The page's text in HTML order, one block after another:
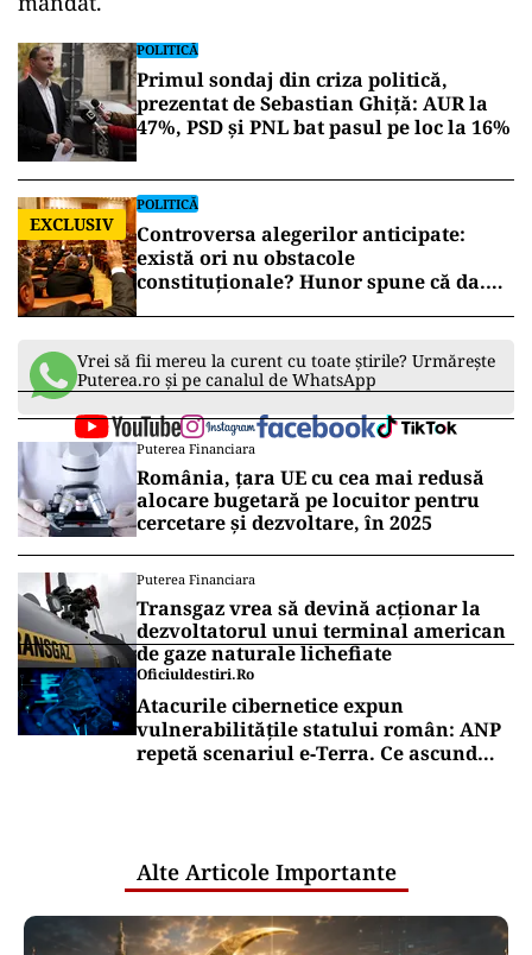
POLITICĂ
Primul sondaj din criza politică,
prezentat de Sebastian Ghiță: AUR la
47%, PSD și PNL bat pasul pe loc la 16%
EXCLUSIV
POLITICĂ
Controversa alegerilor anticipate:
există ori nu obstacole
constituționale? Hunor spune că da.
Vrei să fii mereu la curent cu toate știrile? Urmărește
Puterea.ro și pe canalul de WhatsApp
Puterea Financiara
România, țara UE cu cea mai redusă
alocare bugetară pe locuitor pentru
cercetare și dezvoltare, în 2025
Puterea Financiara
Transgaz vrea să devină acționar la
dezvoltatorul unui terminal american
de gaze naturale lichefiate
Oficiuldestiri.ro
Atacurile cibernetice expun
vulnerabilitățile statului român: ANP
repetă scenariul e‑Terra. Ce ascund
Alte Articole Importante